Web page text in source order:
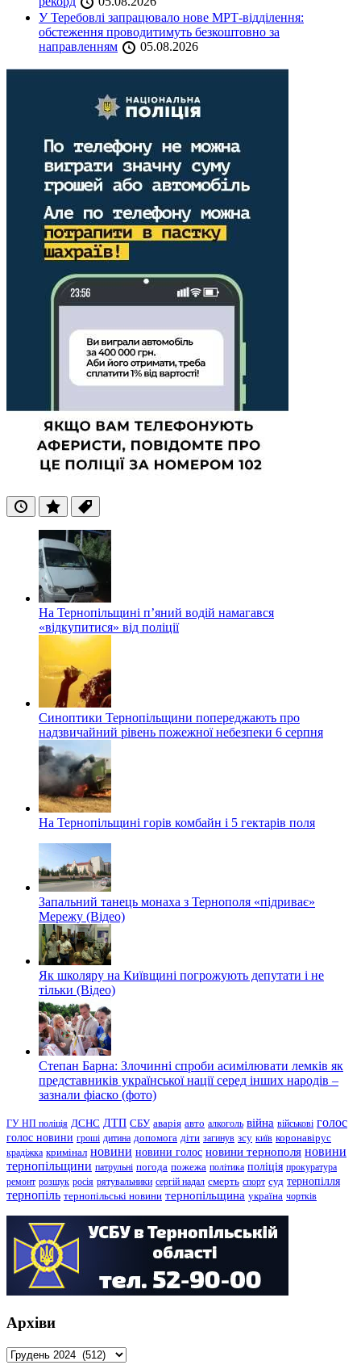
У Теребовлі запрацювало нове МРТ-відділення:
обстеження проводитимуть безкоштовно за
направленням
05.08.2026
ОстанніПопулярні
Теги
На Тернопільщині п’яний водій намагався
«відкупитися» від поліції
Синоптики Тернопільщини попереджають про
надзвичайний рівень пожежної небезпеки 6 серпня
На Тернопільщині горів комбайн і 5 гектарів поля
Запальний танець монаха з Тернополя «підриває»
Мережу (Відео)
Як школяру на Київщині погрожують депутати і не
тільки (Відео)
Степан Барна: Злочинні спроби асимілювати лемків як
представників української нації серед інших народів –
зазнали фіаско (фото)
ГУ НП поліція ДСНС ДТП СБУ аварія авто алкоголь війна військові голос
голос новини гроші дитина допомога діти загинув зсу київ коронавірус
крадіжка кримінал новини новини голос новини тернополя новини
тернопільщини патрульні погода пожежа політика поліція прокуратура
ремонт розшук росія рятувальники сергій надал смерть спорт суд тернопілля
тернопіль тернопільські новини тернопільщина україна чортків
Архіви
Архіви